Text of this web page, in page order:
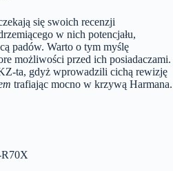
się swoich recenzji
w nich potencjału,
padów. Warto o tym myślę
możliwości przed ich posiadaczami.
ta, gdyż wprowadzili cichą rewizję
trafiając mocno w krzywą Harmana.
R70X